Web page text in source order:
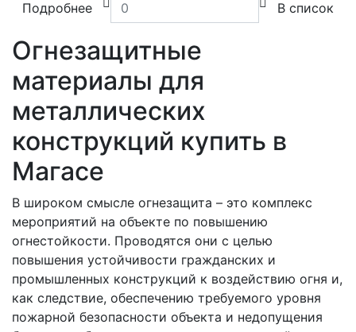
Подробнее В список
Огнезащитные
материалы для
металлических
конструкций купить в
Магасе
В широком смысле огнезащита – это комплекс
мероприятий на объекте по повышению
огнестойкости. Проводятся они с целью
повышения устойчивости гражданских и
промышленных конструкций к воздействию огня и,
как следствие, обеспечению требуемого уровня
пожарной безопасности объекта и недопущения